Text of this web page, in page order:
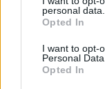
personal data.
Opted In
I want to opt-
Personal Data.
Opted In